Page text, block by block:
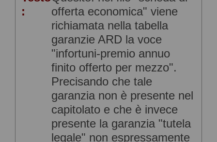
:
offerta economica" viene
richiamata nella tabella
garanzie ARD la voce
"infortuni-premio annuo
finito offerto per mezzo".
Precisando che tale
garanzia non è presente nel
capitolato e che è invece
presente la garanzia "tutela
legale" non espressamente